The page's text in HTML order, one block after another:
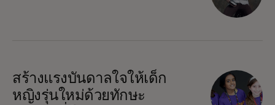
สร้างแรงบันดาลใจให้เด็ก
หญิงรุ่นใหม่ด้วยทักษะ
opens in a new tab